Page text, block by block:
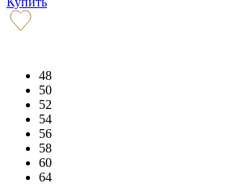
48
50
52
54
56
58
60
64